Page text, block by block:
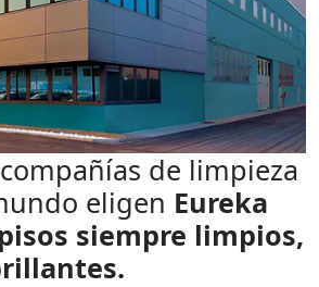
de limpieza
eligen Eureka
siempre limpios,